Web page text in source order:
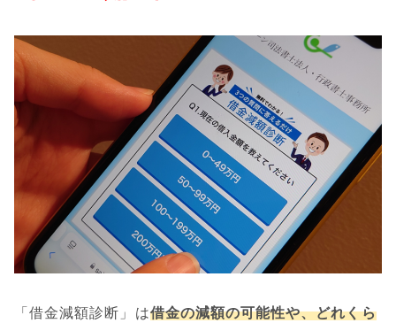
「借金減額診断」は借金の減額の可能性や、どれくら